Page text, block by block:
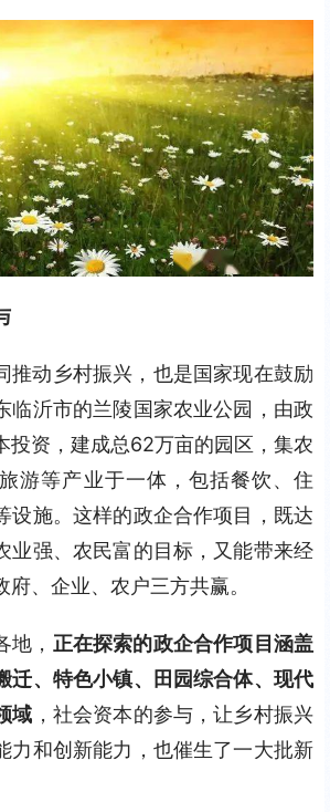
推动乡村振兴，也是国家现在鼓励
临沂市的兰陵国家农业公园，由政
投资，建成总62万亩的园区，集农
游等产业于一体，包括餐饮、住
设施。这样的政企合作项目，既达
业强、农民富的目标，又能带来经
、企业、农户三方共赢。
地， 正在探索的政企合作项目涵盖
迁、特色小镇、田园综合体、现代
域 ，社会资本的参与，让乡村振兴
力和创新能力，也催生了一大批新